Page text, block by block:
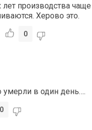
лет производства чаще
Херово это.
0
умерли в один день….
0